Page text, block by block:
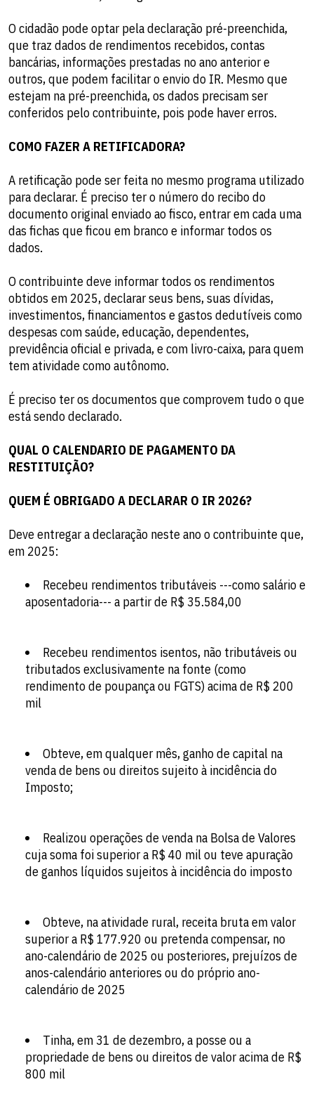
O cidadão pode optar pela declaração pré-preenchida,
que traz dados de rendimentos recebidos, contas
bancárias, informações prestadas no ano anterior e
outros, que podem facilitar o envio do IR. Mesmo que
estejam na pré-preenchida, os dados precisam ser
conferidos pelo contribuinte, pois pode haver erros.
COMO FAZER A RETIFICADORA?
A retificação pode ser feita no mesmo programa utilizado
para declarar. É preciso ter o número do recibo do
documento original enviado ao fisco, entrar em cada uma
das fichas que ficou em branco e informar todos os
dados.
O contribuinte deve informar todos os rendimentos
obtidos em 2025, declarar seus bens, suas dívidas,
investimentos, financiamentos e gastos dedutíveis como
despesas com saúde, educação, dependentes,
previdência oficial e privada, e com livro-caixa, para quem
tem atividade como autônomo.
É preciso ter os documentos que comprovem tudo o que
está sendo declarado.
QUAL O CALENDARIO DE PAGAMENTO DA
RESTITUIÇÃO?
QUEM É OBRIGADO A DECLARAR O IR 2026?
Deve entregar a declaração neste ano o contribuinte que,
em 2025:
Recebeu rendimentos tributáveis ---como salário e
aposentadoria--- a partir de R$ 35.584,00
Recebeu rendimentos isentos, não tributáveis ou
tributados exclusivamente na fonte (como
rendimento de poupança ou FGTS) acima de R$ 200
mil
Obteve, em qualquer mês, ganho de capital na
venda de bens ou direitos sujeito à incidência do
Imposto;
Realizou operações de venda na Bolsa de Valores
cuja soma foi superior a R$ 40 mil ou teve apuração
de ganhos líquidos sujeitos à incidência do imposto
Obteve, na atividade rural, receita bruta em valor
superior a R$ 177.920 ou pretenda compensar, no
ano-calendário de 2025 ou posteriores, prejuízos de
anos-calendário anteriores ou do próprio ano-
calendário de 2025
Tinha, em 31 de dezembro, a posse ou a
propriedade de bens ou direitos de valor acima de R$
800 mil